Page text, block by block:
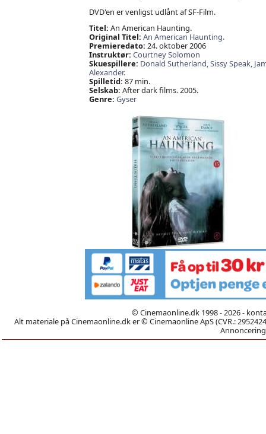
DVD'en er venligst udlånt af SF-Film.
Titel: An American Haunting.
Original Titel: An American Haunting.
Premieredato: 24. oktober 2006
Instruktør: Courtney Solomon
Skuespillere: Donald Sutherland,Sissy Speak,
Alexander.
Spilletid: 87 min.
Selskab: After dark films. 2005.
Genre: Gyser
© Cinemaonline.dk 1998 - 2026 -
Alt materiale på Cinemaonline.dk er © Cinemaonline ApS (CVR.: